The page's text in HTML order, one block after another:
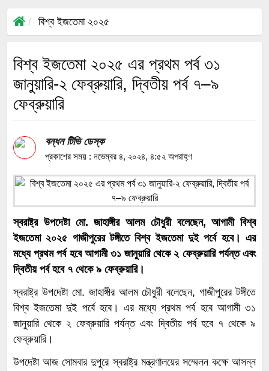
বিশ্ব ইজতেমা ২০২৫
বিশ্ব ইজতেমা ২০২৫ এর প্রথম পর্ব ৩১
জানুয়ারি-২ ফেব্রুয়ারি, দ্বিতীয় পর্ব ৭–৯
ফেব্রুয়ারি
বন্ধন টিভি ডেস্ক
প্রকাশের সময় : নভেম্বর ৪, ২০২৪, ৪:৫২ অপরাহ্ণ
স্বরাষ্ট্র উপদেষ্টা মো. জাহাঙ্গীর আলম চৌধুরী বলেছেন, আগামী বিশ্ব
ইজতেমা ২০২৫ গাজীপুরের টঙ্গীতে বিশ্ব ইজতেমা দুই পর্বে হবে। এর
মধ্যে প্রথম পর্ব হবে আগামী ৩১ জানুয়ারি থেকে ২ ফেব্রুয়ারি পর্যন্ত এবং
দ্বিতীয় পর্ব হবে ৭ থেকে ৯ ফেব্রুয়ারি।
স্বরাষ্ট্র উপদেষ্টা মো. জাহাঙ্গীর আলম চৌধুরী বলেছেন, গাজীপুরের টঙ্গীতে
বিশ্ব ইজতেমা দুই পর্বে হবে। এর মধ্যে প্রথম পর্ব হবে আগামী ৩১
জানুয়ারি থেকে ২ ফেব্রুয়ারি পর্যন্ত এবং দ্বিতীয় পর্ব হবে ৭ থেকে ৯
ফেব্রুয়ারি।
উপদেষ্টা আজ সোমবার দুপুরে স্বরাষ্ট্র মন্ত্রণালয়ের সম্মেলন কক্ষে আসন্ন